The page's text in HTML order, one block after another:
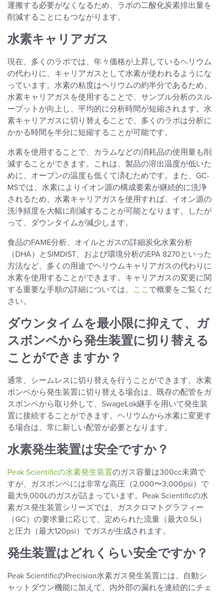
運搬する必要がなくなるため、ラボの二酸化炭素排出量を
削減することにもつながります。
水素キャリアガス
現在、多くのラボでは、年々価格が上昇しているヘリウム
の代わりに、キャリアガスとして水素が使われるようにな
っています。水素の粘度はヘリウムの約半分であるため、
水素キャリアガスを使用することで、サンプル分析のスル
ープットが向上し、平均的に分析時間が短縮されます。水
素キャリアガスに切り替えることで、多くのラボは分析に
かかる時間を半分に短縮することが可能です。
水素を使用することで、カラムなどの消耗品の使用量も削
減することができます。これは、製品の溶出温度が低いた
めに、オーブンの温度も低くて済むためです。また、GC-
MSでは、水素によりイオン源の構成要素が継続的に洗浄
されるため、水素キャリアガスを使用すれば、イオン源の
洗浄頻度を大幅に削減することが可能となります。したが
って、ダウンタイムが減少します。
食品のFAME分析、オイルとガスの詳細炭化水素分析
（DHA）とSIMDIST、および環境分析のEPA 8270といった
方法など、多くの用途でヘリウムキャリアガスの代わりに
水素を使用することができます。キャリアガスの変更に関
する重要な手順の詳細については、 ここ で概要をご覧くだ
さい。
ダウンタイムを最小限に抑えて、ガ
スボンベから発生装置に切り替える
ことができますか？
通常、シームレスに切り替えを行うことができます。水素
ボンベから発生装置に切り替える場合は、既存の配管をガ
スボンベから取り外して、SwageLok継手を用いて発生装
置に接続することができます。ヘリウムから水素に変更す
る場合は、常に新しい配管が必要となります。
水素発生装置は安全ですか？
Peak Scientificの水素発生装置のガス容量は300cc未満で
すが、ガスボンベには非常な高圧（2,000〜3,000psi）で
最大9,000Lのガスが詰まっています。Peak Scientificの水
素ガス発生装置シリーズでは、ガスクロマトグラフィー
（GC）の要求量に応じて、定められた流量（最大0.5L）
と圧力（最大120psi）でガスが生成されます。
発生装置はどれくらい安全ですか？
Peak ScientificのPrecision水素ガス発生装置には、自動シ
ャットダウン機能に加えて、内外部の漏れを連続的にチェ